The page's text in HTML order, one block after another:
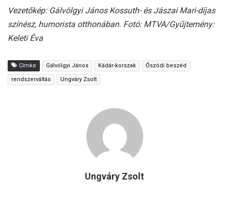
Vezetőkép: Gálvölgyi János Kossuth- és Jászai Mari-díjas
színész, humorista otthonában. Fotó: MTVA/Gyűjtemény:
Keleti Éva
Címke Gálvölgyi János Kádár-korszak Őszödi beszéd
rendszerváltás Ungváry Zsolt
Ungváry Zsolt